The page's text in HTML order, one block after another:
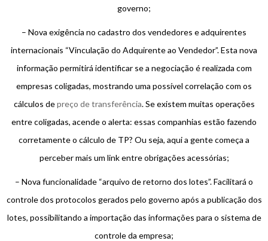
governo;
– Nova exigência no cadastro dos vendedores e adquirentes
internacionais “Vinculação do Adquirente ao Vendedor”. Esta nova
informação permitirá identificar se a negociação é realizada com
empresas coligadas, mostrando uma possível correlação com os
cálculos depreço de transferência. Se existem muitas operações
entre coligadas, acende o alerta: essas companhias estão fazendo
corretamente o cálculo de TP? Ou seja, aqui a gente começa a
perceber mais um link entre obrigações acessórias;
– Nova funcionalidade “arquivo de retorno dos lotes”. Facilitará o
controle dos protocolos gerados pelo governo após a publicação dos
lotes, possibilitando a importação das informações para o sistema de
controle da empresa;